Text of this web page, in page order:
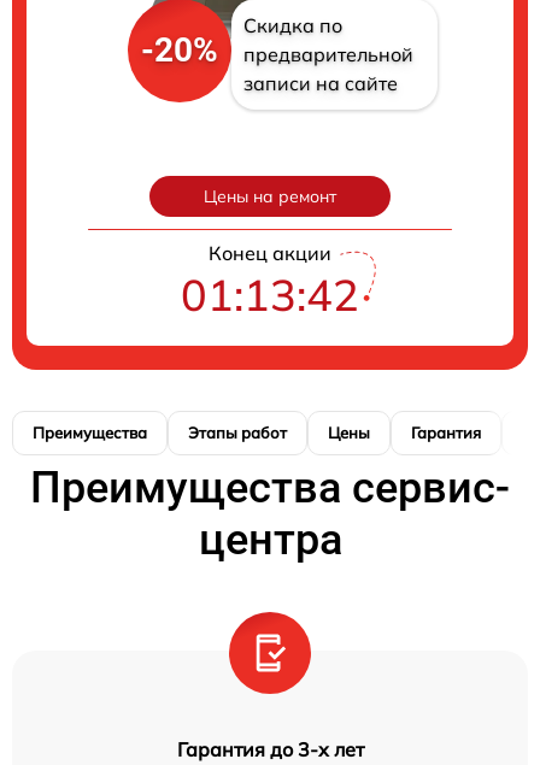
-20%
Скидка по
предварительной
записи на сайте
Цены на ремонт
Конец акции
01:13:41
Преимущества Этапы работ Цены Гарантия
Преимущества сервис-
центра
Гарантия до 3-х лет